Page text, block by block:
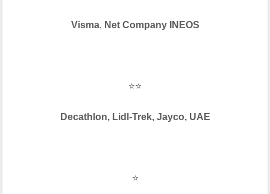
Visma, Net Company INEOS
⭐⭐
Decathlon, Lidl-Trek, Jayco, UAE
⭐